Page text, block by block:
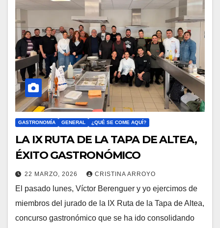
GASTRONOMÍA GENERAL ¿QUÉ SE COME AQUÍ?
LA IX RUTA DE LA TAPA DE ALTEA,
ÉXITO GASTRONÓMICO
22 MARZO, 2026 CRISTINA ARROYO
El pasado lunes, Víctor Berenguer y yo ejercimos de
miembros del jurado de la IX Ruta de la Tapa de Altea,
concurso gastronómico que se ha ido consolidando